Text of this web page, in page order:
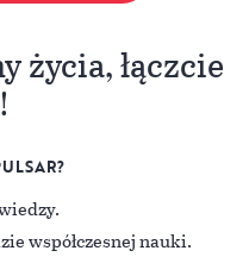
życia, łączcie
współczesnej nauki.